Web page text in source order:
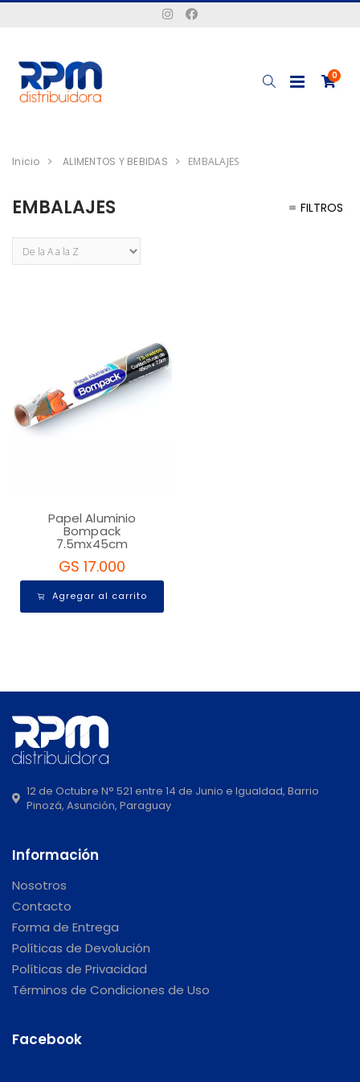
0
Inicio ALIMENTOS Y BEBIDAS EMBALAJES
EMBALAJES FILTROS
Papel Aluminio
Bompack
7.5mx45cm
GS 17.000
Agregar al carrito
12 de Octubre N° 521 entre 14 de Junio e Igualdad, Barrio
Pinozá, Asunción, Paraguay
Información
Nosotros
Contacto
Forma de Entrega
Políticas de Devolución
Políticas de Privacidad
Términos de Condiciones de Uso
Facebook